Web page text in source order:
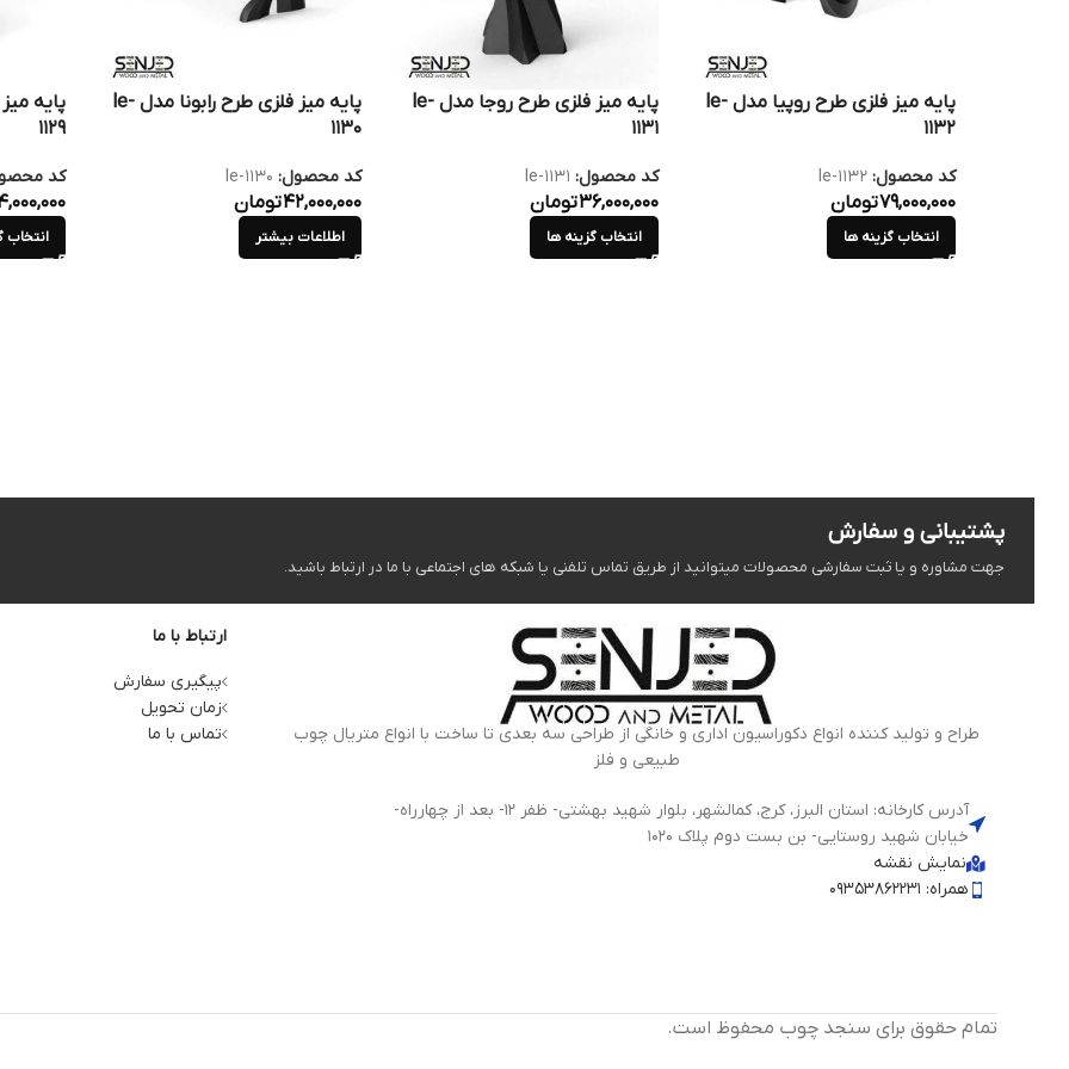
پایه میز فلزی طرح روپیا مدل le-
1132
کد محصول: le-1132
79,000,000تومان
انتخاب گزینه ها
پایه میز فلزی طرح روجا مدل le-
1131
کد محصول: le-1131
36,000,000تومان
انتخاب گزینه ها
پایه میز فلزی طرح رابونا مدل le-
1130
کد محصول: le-1130
42,000,000تومان
اطلاعات بیشتر
1129
کد
انتخاب
پشتیبانی و سفارش
جهت مشاوره و یا ثبت سفارشی محصولات میتوانید از طریق تماس تلفنی یا شبکه های اجتماعی با ما در ارتباط باشید.
طراح و تولید کننده انواع دکوراسیون اداری و خانگی از طراحی سه بعدی تا ساخت با انواع متریال چوب
طبیعی و فلز
ارتباط با ما
پیگیری سفارش
زمان تحویل
تماس با ما
آدرس کارخانه: استان البرز، کرج، کمالشهر، بلوار شهید بهشتی- ظفر 12- بعد از چهارراه-
خیابان شهید روستایی- بن بست دوم پلاک 1020
نمایش نقشه
همراه: 09353862231
تمام حقوق برای سنجد چوب محفوظ است.